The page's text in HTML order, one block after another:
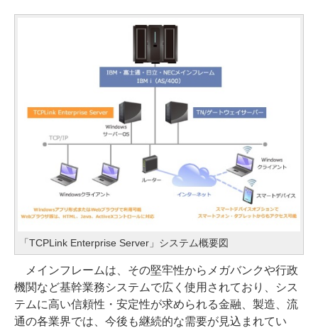
「TCPLink Enterprise Server」システム概要図
メインフレームは、その堅牢性からメガバンクや行政
機関など基幹業務システムで広く使用されており、シス
テムに高い信頼性・安定性が求められる金融、製造、流
通の各業界では、今後も継続的な需要が見込まれてい